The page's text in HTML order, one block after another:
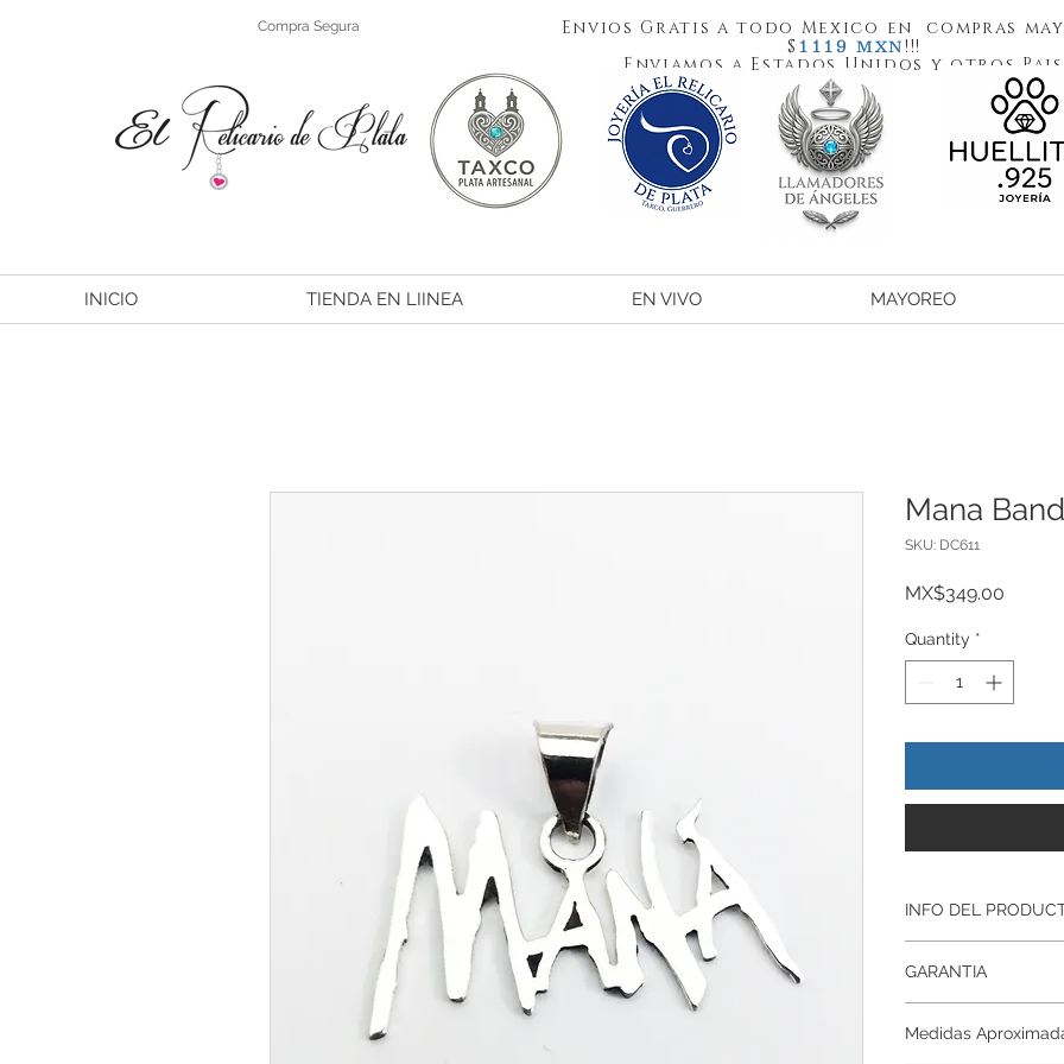
Compra Segura
Envios Gratis a todo Mexico en compras
$ 1119 MXN!!!
Enviamos a Estados Unidos y otros
INICIO TIENDA EN LIINEA EN VIVO MAYOREO
Mana
SKU: DC611
MX$349.00
Quantity *
INFO DEL
ley.925
Todos nuestros
artesanalmente ,
GARANTIA
Respaldamos
Medidas